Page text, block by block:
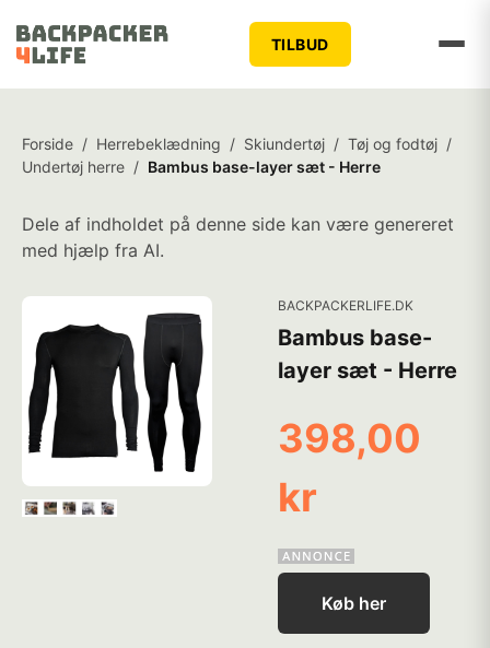
TILBUD
Forside / Herrebeklædning / Skiundertøj / Tøj og fodtøj /
Undertøj herre / Bambus base-layer sæt - Herre
Dele af indholdet på denne side kan være genereret
med hjælp fra AI.
BACKPACKERLIFE.DK
Bambus base-
layer sæt - Herre
398,00
kr
Køb her